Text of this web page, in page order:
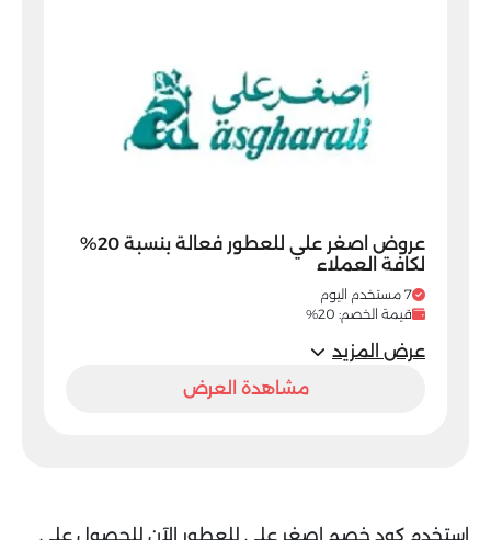
عروض اصغر علي للعطور فعالة بنسبة 20%
لكافة العملاء
7 مستخدم اليوم
قيمة الخصم: 20%
عرض المزيد
مشاهدة العرض
استخدم كود خصم اصغر علي للعطور الآن للحصول على